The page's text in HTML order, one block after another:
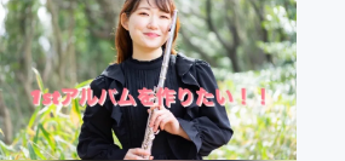
テクノロジー・ガジェット
映像・映画